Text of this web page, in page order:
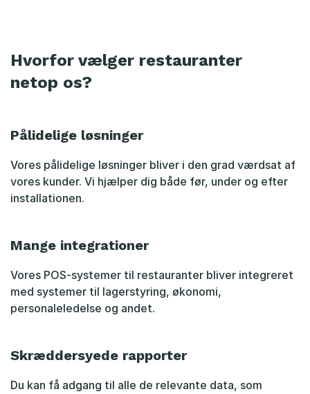
Hvorfor vælger restauranter
netop os?
Pålidelige løsninger
Vores pålidelige løsninger bliver i den grad værdsat af
vores kunder. Vi hjælper dig både før, under og efter
installationen.
Mange integrationer
Vores POS-systemer til restauranter bliver integreret
med systemer til lagerstyring, økonomi,
personaleledelse og andet.
Skræddersyede rapporter
Du kan få adgang til alle de relevante data, som